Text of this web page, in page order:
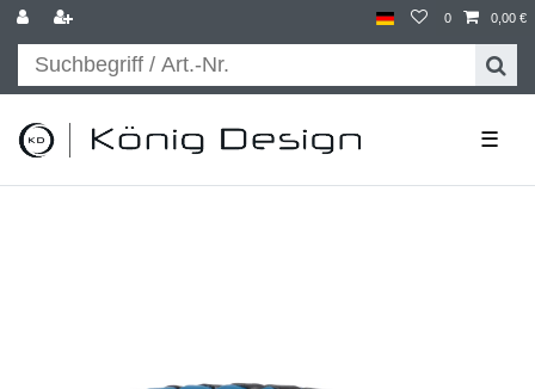
0 0,00 €
☰